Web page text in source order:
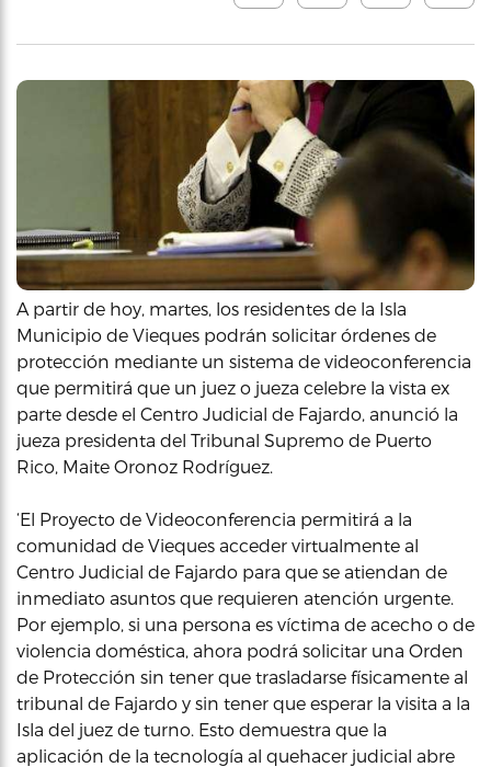
A partir de hoy, martes, los residentes de la Isla
Municipio de Vieques podrán solicitar órdenes de
protección mediante un sistema de videoconferencia
que permitirá que un juez o jueza celebre la vista ex
parte desde el Centro Judicial de Fajardo, anunció la
jueza presidenta del Tribunal Supremo de Puerto
Rico, Maite Oronoz Rodríguez.
‘El Proyecto de Videoconferencia permitirá a la
comunidad de Vieques acceder virtualmente al
Centro Judicial de Fajardo para que se atiendan de
inmediato asuntos que requieren atención urgente.
Por ejemplo, si una persona es víctima de acecho o de
violencia doméstica, ahora podrá solicitar una Orden
de Protección sin tener que trasladarse físicamente al
tribunal de Fajardo y sin tener que esperar la visita a la
Isla del juez de turno. Esto demuestra que la
aplicación de la tecnología al quehacer judicial abre